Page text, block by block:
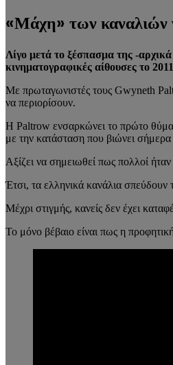
«Μάχη» των καναλιών
Λίγο μετά το ξέσπασμα της -
κινηματογραφικές αίθουσες το
Με πρωταγωνιστές τους Gwyneth
να περιορίσουν.
Η Paltrow ενσαρκώνει το πρώτο θύμα
με την κατάσταση που βιώνει σήμερα
Αξίζει να σημειωθεί πως πολλοί
Έτσι, τα ελληνικά κανάλια
Μέχρι στιγμής, κανείς δεν έχει
Το μόνο βέβαιο είναι πως η